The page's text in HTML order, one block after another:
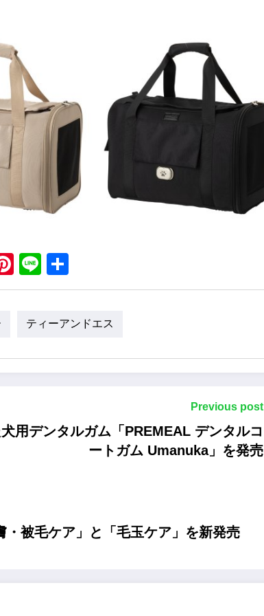
Pinterest
Line
ティーアンドエス
Previous post
用デンタルガム「PREMEAL デンタルコ
ートガム Umanuka」を発売
被毛ケア」と「毛玉ケア」を新発売